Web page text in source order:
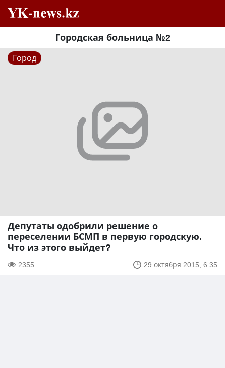
Городская больница №2
Город
Депутаты одобрили решение о
переселении БСМП в первую городскую.
Что из этого выйдет?
2355 29 октября 2015, 6:35